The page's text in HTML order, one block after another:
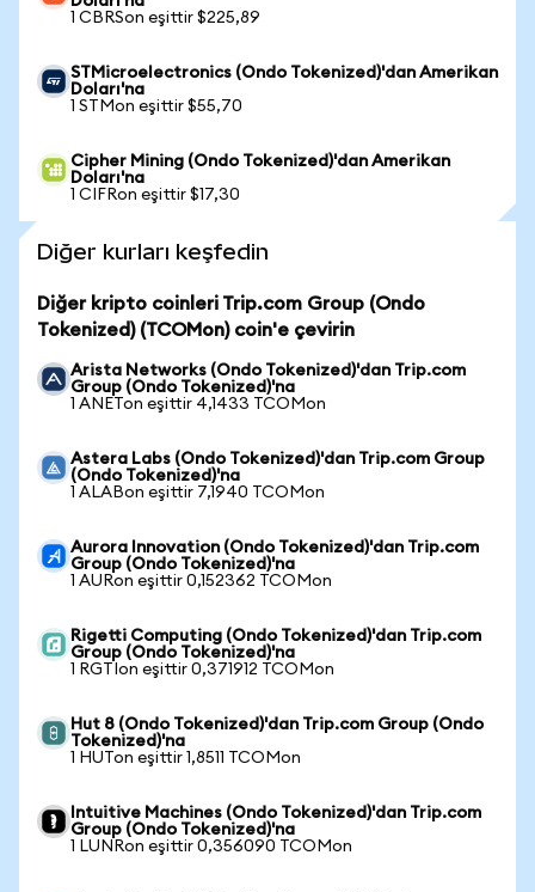
1 CBRSon eşittir $225,89
STMicroelectronics (Ondo Tokenized)'dan Amerikan
Doları'na
1 STMon eşittir $55,70
Cipher Mining (Ondo Tokenized)'dan Amerikan
Doları'na
1 CIFRon eşittir $17,30
Diğer kurları keşfedin
Diğer kripto coinleri Trip.com Group (Ondo
Tokenized) (TCOMon) coin'e çevirin
Arista Networks (Ondo Tokenized)'dan Trip.com
Group (Ondo Tokenized)'na
1 ANETon eşittir 4,1433 TCOMon
Astera Labs (Ondo Tokenized)'dan Trip.com Group
(Ondo Tokenized)'na
1 ALABon eşittir 7,1940 TCOMon
Aurora Innovation (Ondo Tokenized)'dan Trip.com
Group (Ondo Tokenized)'na
1 AURon eşittir 0,152362 TCOMon
Rigetti Computing (Ondo Tokenized)'dan Trip.com
Group (Ondo Tokenized)'na
1 RGTIon eşittir 0,371912 TCOMon
Hut 8 (Ondo Tokenized)'dan Trip.com Group (Ondo
Tokenized)'na
1 HUTon eşittir 1,8511 TCOMon
Intuitive Machines (Ondo Tokenized)'dan Trip.com
Group (Ondo Tokenized)'na
1 LUNRon eşittir 0,356090 TCOMon